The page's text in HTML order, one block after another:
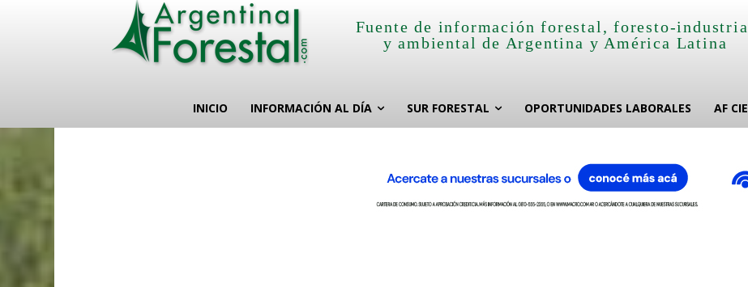
Fuente de información forestal, foresto-
y ambiental de Argentina y América Latina
INICIO INFORMACIÓN AL DÍA SUR FORESTAL OPORTUNIDADES LABORALES AF